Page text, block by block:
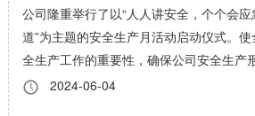
公司隆重举行了以“人人讲安全，个个会
道”为主题的安全生产月活动启动仪式。
全生产工作的重要性，确保公司安全生产
2024-06-04